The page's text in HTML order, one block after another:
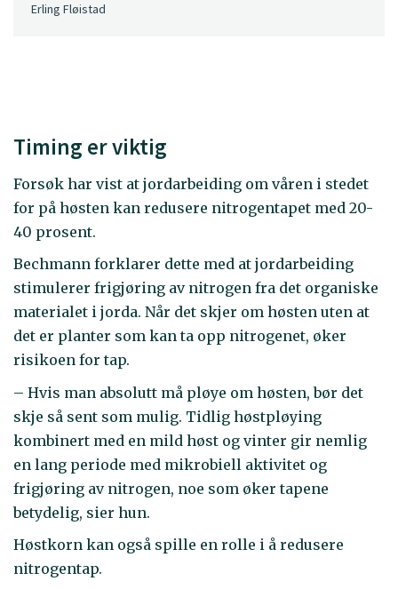
Erling Fløistad
Timing er viktig
Forsøk har vist at jordarbeiding om våren i stedet
for på høsten kan redusere nitrogentapet med 20-
40 prosent.
Bechmann forklarer dette med at jordarbeiding
stimulerer frigjøring av nitrogen fra det organiske
materialet i jorda. Når det skjer om høsten uten at
det er planter som kan ta opp nitrogenet, øker
risikoen for tap.
– Hvis man absolutt må pløye om høsten, bør det
skje så sent som mulig. Tidlig høstpløying
kombinert med en mild høst og vinter gir nemlig
en lang periode med mikrobiell aktivitet og
frigjøring av nitrogen, noe som øker tapene
betydelig, sier hun.
Høstkorn kan også spille en rolle i å redusere
nitrogentap.